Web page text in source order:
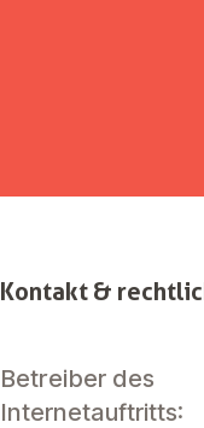
Kontakt &
Betreiber des
Internetauftritts: